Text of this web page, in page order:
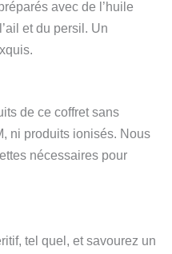
avec de l’huile
et du persil. Un
de ce coffret sans
ni produits ionisés. Nous
nécessaires pour
tel quel, et savourez un